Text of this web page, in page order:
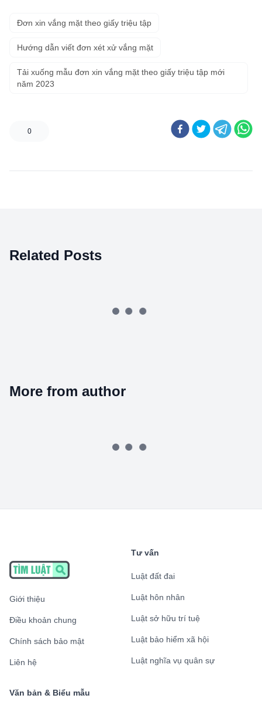
Đơn xin vắng mặt theo giấy triệu tập
Hướng dẫn viết đơn xét xử vắng mặt
Tải xuống mẫu đơn xin vắng mặt theo giấy triệu tập mới
năm 2023
0
Related Posts
More from author
Giới thiệu
Điều khoản chung
Chính sách bảo mật
Liên hệ
Tư vấn
Luật đất đai
Luật hôn nhân
Luật sở hữu trí tuệ
Luật bảo hiểm xã hội
Luật nghĩa vụ quân sự
Văn bản & Biểu mẫu